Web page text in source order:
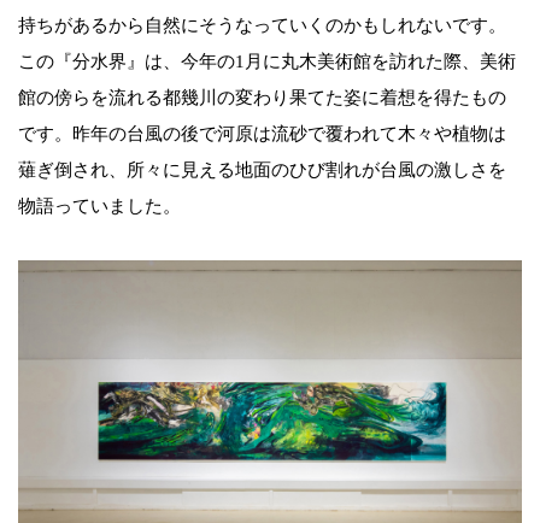
持ちがあるから自然にそうなっていくのかもしれないです。
この『分水界』は、今年の1月に丸木美術館を訪れた際、美術
館の傍らを流れる都幾川の変わり果てた姿に着想を得たもの
です。昨年の台風の後で河原は流砂で覆われて木々や植物は
薙ぎ倒され、所々に見える地面のひび割れが台風の激しさを
物語っていました。